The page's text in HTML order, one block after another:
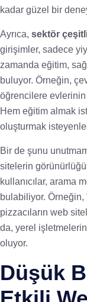
kadar güzel bir
Ayrıca, sektör
girişimler, sadece
zamanda eğitim,
buluyor. Örneğin,
öğrencilere evlerinin
Hem eğitim almak
oluşturmak
Bir de şunu
sitelerin
kullanıcılar, arama
bulabiliyor. Örneğin,
pizzacıların web
da, yerel
oluyor.
Düşük